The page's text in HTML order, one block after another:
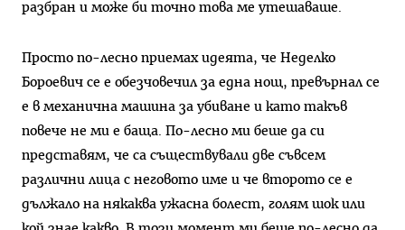
разбран и може би точно това ме утешаваше.
Просто по-лесно приемах идеята, че Неделко
Бороевич се е обезчовечил за една нощ, превърнал се
е в механична машина за убиване и като такъв
повече не ми е баща. По-лесно ми беше да си
представям, че са съществували две съвсем
различни лица с неговото име и че второто се е
дължало на някаква ужасна болест, голям шок или